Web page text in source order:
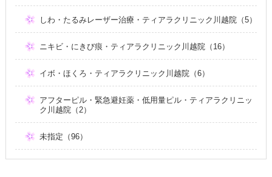
しわ・たるみレーザー治療・ティアラクリニック川越院（5）
ニキビ・にきび痕・ティアラクリニック川越院（16）
イボ・ほくろ・ティアラクリニック川越院（6）
アフターピル・緊急避妊薬・低用量ピル・ティアラクリニッ
ク川越院（2）
未指定（96）